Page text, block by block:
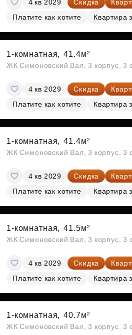
4 кв 2029 Скидка
Платите как хотите
Квартира
1-комнатная, 41.4м²
ЖК Симоновский Вал, 3 корпус, 3
4 кв 2029 Скидка
Платите как хотите
Квартира
1-комнатная, 41.4м²
ЖК Симоновский Вал, 3 корпус, 3
4 кв 2029 Скидка
Платите как хотите
Квартира
1-комнатная, 41.5м²
ЖК Симоновский Вал, 3 корпус, 3
4 кв 2029 Скидка
Платите как хотите
Квартира
1-комнатная, 40.7м²
ЖК Симоновский Вал, 3 корпус, 3